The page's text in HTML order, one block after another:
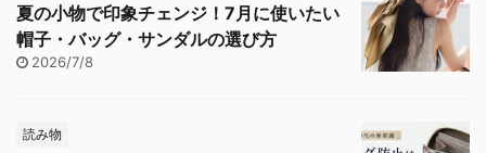
夏の小物で印象チェンジ！7月に使いたい
帽子・バッグ・サンダルの選び方
2026/7/8
読み物